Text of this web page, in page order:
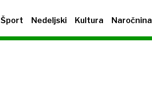
Šport Nedeljski Kultura Naročnina